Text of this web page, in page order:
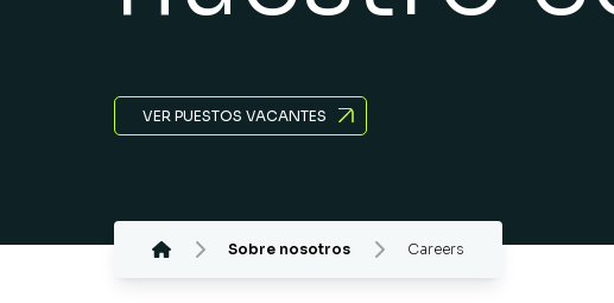
VER PUESTOS VACANTES
Sobre nosotros Careers